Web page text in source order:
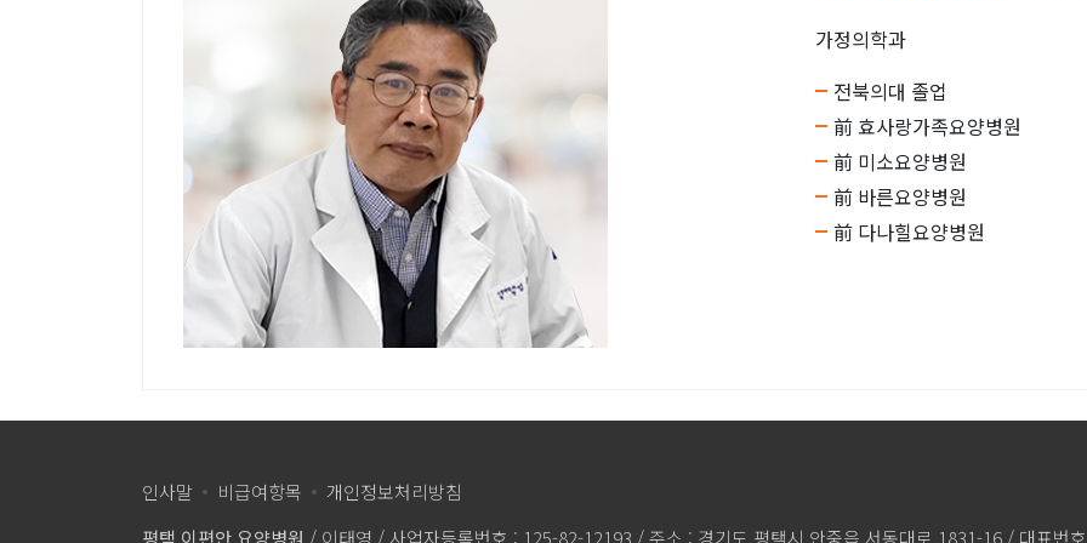
가정의학과
전북의대 졸업
前 효사랑가족요양병원
前 미소요양병원
前 바른요양병원
前 다나힐요양병원
인사말 비급여항목
개인정보처리방침
평택 이편안 요양병원 / 이태영 / 사업자등록번호 : 125-82-12193 / 주소 : 경기도 평택시 안중읍 서동대로 1831-16 / 대표번